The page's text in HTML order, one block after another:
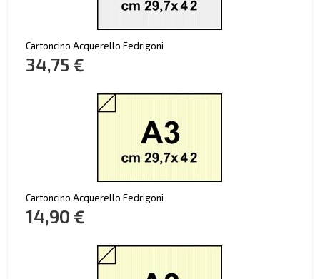
Cartoncino Acquerello Fedrigoni
34,75 €
Cartoncino Acquerello Fedrigoni
14,90 €